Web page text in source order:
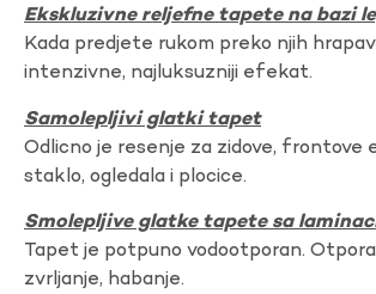
Ekskluzivne reljefne tapete na bazi
Kada predjete rukom preko njih
intenzivne, najluksuzniji efekat.
Samolepljivi glatki tapet
Odlicno je resenje za zidove, frontove
staklo, ogledala i plocice.
Smolepljive glatke tapete sa
Tapet je potpuno vodootporan.
zvrljanje, habanje.